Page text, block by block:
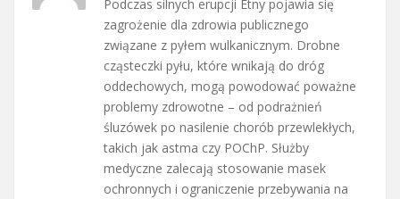
Podczas silnych erupcji Etny pojawia się
zagrożenie dla zdrowia publicznego
związane z pyłem wulkanicznym. Drobne
cząsteczki pyłu, które wnikają do dróg
oddechowych, mogą powodować poważne
problemy zdrowotne – od podrażnień
śluzówek po nasilenie chorób przewlekłych,
takich jak astma czy POChP. Służby
medyczne zalecają stosowanie masek
ochronnych i ograniczenie przebywania na